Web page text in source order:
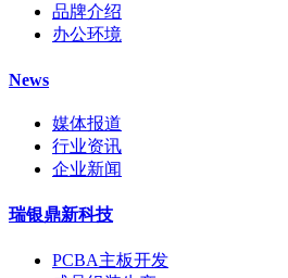
品牌介绍
办公环境
News
媒体报道
行业资讯
企业新闻
瑞银鼎新科技
PCBA主板开发